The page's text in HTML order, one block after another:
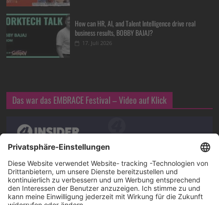
How can HR, AI, and Talent Intelligence drive real
business results, BOBBY BAJAJ?
17. Juli 2026
Das war das EMBRACE Festival – Video auf Klick